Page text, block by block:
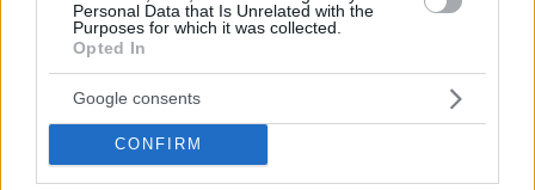
Personal Data that Is Unrelated with the
Purposes for which it was collected.
Opted In
Google consents
CONFIRM
ομορφιά της, δείτε την εντυπωσιακή μεταμόρφωσή της
Η Δανάη Παππά κάνει διακοπές στην Εύβοια: Κανένα
πρέπει, μόνο τζιτζίκια, γράφει
πριν 15 λεπτά
Οι πυρκαγιές στην Αττική έκαναν τον γύρο του κόσμου: